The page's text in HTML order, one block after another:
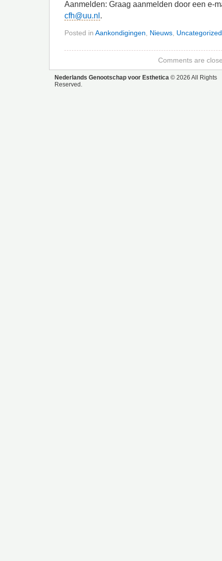
Aanmelden: Graag aanmelden door een e-
cfh@uu.nl .
Posted in Aankondigingen Nieuws Uncategorized
Comments are
Nederlands Genootschap voor Esthetica © 2026 All Rights
Reserved.